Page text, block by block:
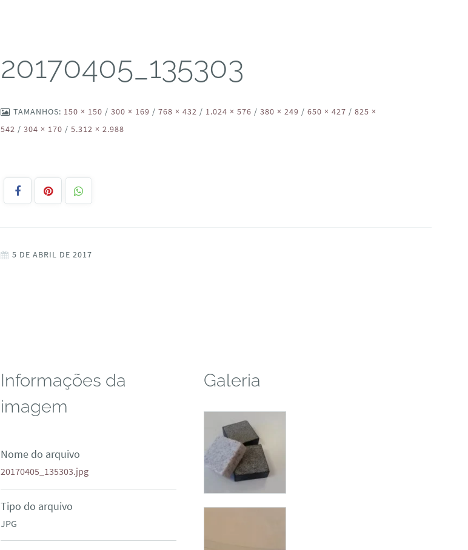
20170405_135303
TAMANHOS: 150 × 150 / 300 × 169 / 768 × 432 / 1.024 × 576 / 380 × 249 / 650 × 427 / 825 ×
542 / 304 × 170 / 5.312 × 2.988
5 DE ABRIL DE 2017
Informações da
imagem
Nome do arquivo
20170405_135303.jpg
Tipo do arquivo
JPG
Galeria